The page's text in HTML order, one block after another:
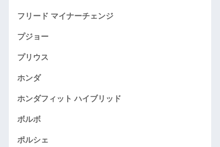
フリード マイナーチェンジ
プジョー
プリウス
ホンダ
ホンダフィット ハイブリッド
ボルボ
ポルシェ